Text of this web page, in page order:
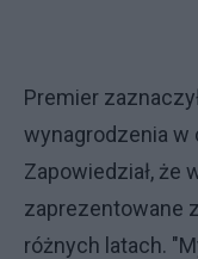
Premier
wynagrodzenia w
Zapowiedział, że
zaprezentowane
różnych latach.